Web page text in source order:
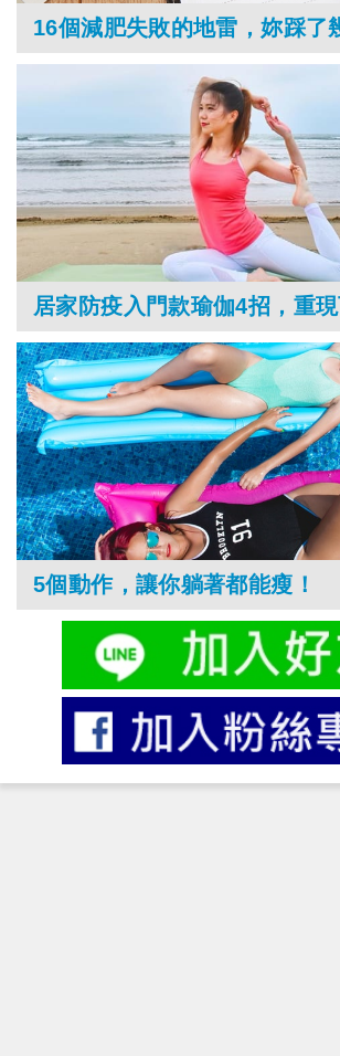
16個減肥失敗的地雷，妳踩了
5個動作，讓你躺著都能瘦！